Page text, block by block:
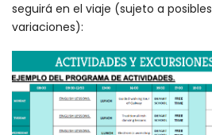
seguirá en el viaje (sujeto a posibles
variaciones):